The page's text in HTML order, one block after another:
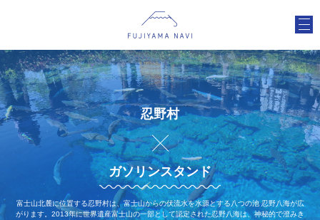
忍野村
ガソリンスタンド
富士山北麓に位置する忍野村は、富士山からの伏流水を水源とする八つの池 忍野八海が広
がります。2013年に世界遺産富士山の一部として認定された忍野八海は、神秘的で澄みき